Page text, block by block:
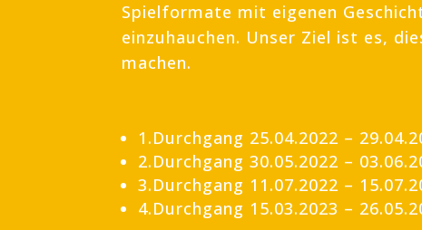
Spielformate mit eigenen
einzuhauchen. Unser Ziel ist es,
machen.
1.Durchgang 25.04.2022 –
2.Durchgang 30.05.2022 –
3.Durchgang 11.07.2022 –
4.Durchgang 15.03.2023 –